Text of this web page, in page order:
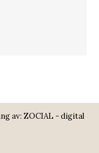
av: ZOCIAL - digital